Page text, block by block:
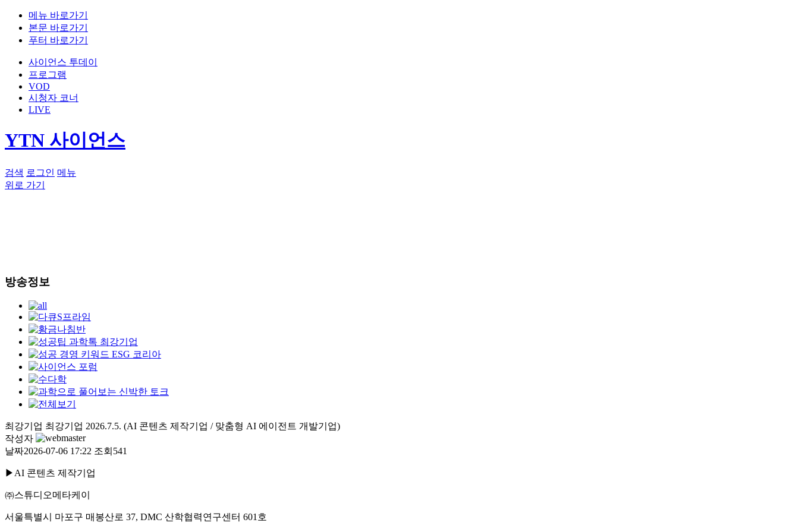
메뉴 바로가기
본문 바로가기
푸터 바로가기
사이언스 투데이
프로그램
VOD
시청자 코너
LIVE
YTN 사이언스
검색 로그인 메뉴
위로 가기
방송정보
최강기업 최강기업 2026.7.5. (AI 콘텐츠 제작기업 / 맞춤형 AI 에이전트 개발기업)
작성자
날짜2026-07-06 17:22 조회 541
▶ AI 콘텐츠 제작기업
㈜스튜디오메타케이
서울특별시 마포구 매봉산로 37, DMC 산학협력연구센터 601 호